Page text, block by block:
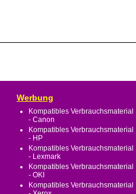
Werbung
Kompatibles Verbrauchsmaterial
- Canon
Kompatibles Verbrauchsmaterial
- HP
Kompatibles Verbrauchsmaterial
- Lexmark
Kompatibles Verbrauchsmaterial
- OKI
Kompatibles Verbrauchsmaterial